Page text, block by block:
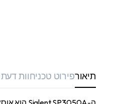
תיאורפירוט טכניחוות דעת